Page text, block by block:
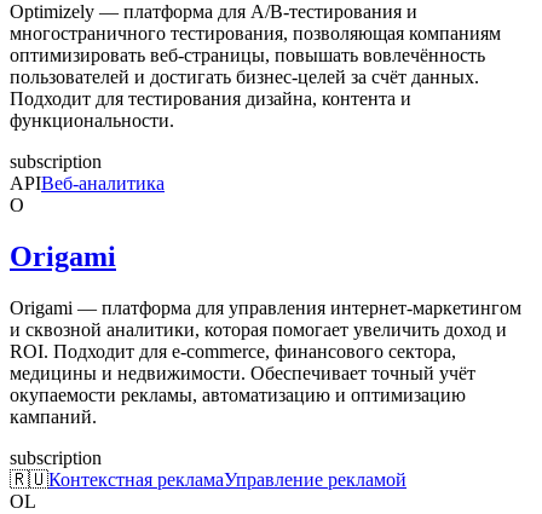
Optimizely — платформа для A/B-тестирования и
многостраничного тестирования, позволяющая компаниям
оптимизировать веб-страницы, повышать вовлечённость
пользователей и достигать бизнес-целей за счёт данных.
Подходит для тестирования дизайна, контента и
функциональности.
subscription
APIВеб-аналитика
O
Origami
Origami — платформа для управления интернет-маркетингом
и сквозной аналитики, которая помогает увеличить доход и
ROI. Подходит для e-commerce, финансового сектора,
медицины и недвижимости. Обеспечивает точный учёт
окупаемости рекламы, автоматизацию и оптимизацию
кампаний.
subscription
🇷🇺Контекстная рекламаУправление рекламой
OL